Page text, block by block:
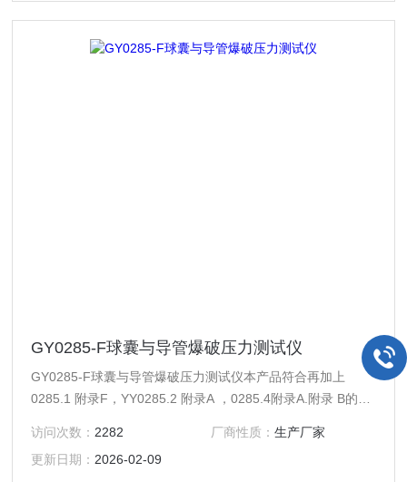
GY0285-F球囊与导管爆破压力测试仪
GY0285-F球囊与导管爆破压力测试仪本产品符合再加上
0285.1 附录F，YY0285.2 附录A ，0285.4附录A.附录 B的标
访问次数： 2282 厂商性质： 生产厂家
更新日期： 2026-02-09